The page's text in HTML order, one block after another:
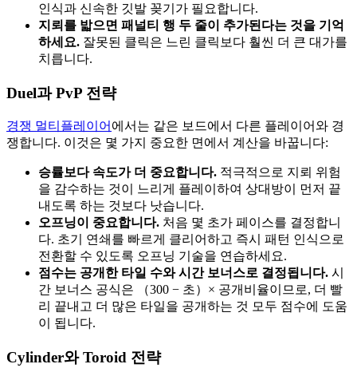
인식과 신속한 깃발 꽂기가 필요합니다.
지뢰를 밟으면 패널티 행 두 줄이 추가된다는 것을 기억
하세요. 잘못된 클릭은 느린 클릭보다 훨씬 더 큰 대가를
치릅니다.
Duel과 PvP 전략
경쟁 멀티플레이어 에서는 같은 보드에서 다른 플레이어와 경
쟁합니다. 이것은 몇 가지 중요한 면에서 계산을 바꿉니다:
승률보다 속도가 더 중요합니다. 적극적으로 지뢰 위험
을 감수하는 것이 느리게 플레이하여 상대방이 먼저 끝
내도록 하는 것보다 낫습니다.
오프닝이 중요합니다. 처음 몇 초가 페이스를 결정합니
다. 초기 연쇄를 빠르게 클리어하고 즉시 패턴 인식으로
전환할 수 있도록 오프닝 기술을 연습하세요.
점수는 공개한 타일 수와 시간 보너스로 결정됩니다. 시
간 보너스 공식은 （300 − 초）× 공개비율이므로, 더 빨
리 끝내고 더 많은 타일을 공개하는 것 모두 점수에 도움
이 됩니다.
Cylinder와 Toroid 전략